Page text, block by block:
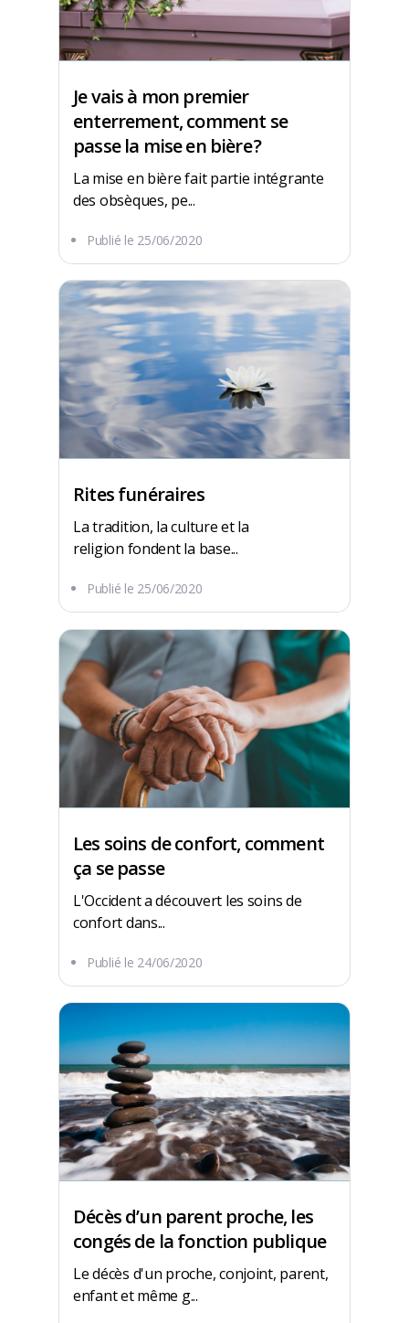
Je vais à mon premier
enterrement, comment se
passe la mise en bière ?
La mise en bière fait partie intégrante
des obsèques, pe...
Publié le 25/06/2020
Rites funéraires
La tradition, la culture et la
religion fondent la base...
Publié le 25/06/2020
Les soins de confort, comment
ça se passe
L'Occident a découvert les soins de
confort dans...
Publié le 24/06/2020
Décès d’un parent proche, les
congés de la fonction publique
Le décès d'un proche, conjoint, parent,
enfant et même g...